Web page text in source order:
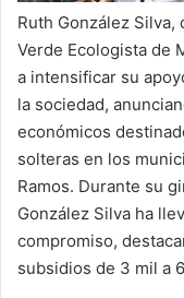
Ruth González
Verde Ecologista de
a intensificar su
la sociedad,
económicos
solteras en los
Ramos. Durante su
González Silva ha
compromiso,
subsidios de 3 mil a